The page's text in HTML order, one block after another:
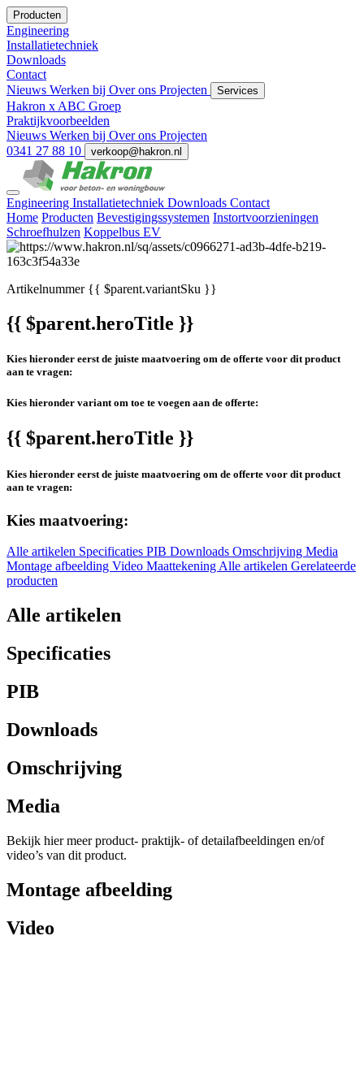
Producten
Engineering
Installatietechniek
Downloads
Contact
Nieuws Werken bij Over ons Projecten Services
Hakron x ABC Groep
Praktijkvoorbeelden
Nieuws Werken bij Over ons Projecten
0341 27 88 10
verkoop@hakron.nl
Engineering Installatietechniek Downloads Contact
Home Producten Bevestigingssystemen Instortvoorzieningen
Schroefhulzen Koppelbus EV
Artikelnummer{{ $parent.variantSku }}
{{ $parent.heroTitle }}
Kies hieronder eerst de juiste maatvoering om de offerte voor dit product
aan te vragen:
Kies hieronder variant om toe te voegen aan de offerte:
{{ $parent.heroTitle }}
Kies hieronder eerst de juiste maatvoering om de offerte voor dit product
aan te vragen:
Kies maatvoering:
Alle artikelen Specificaties PIB Downloads Omschrijving Media
Montage afbeelding Video MaattekeningAlle artikelen Gerelateerde
producten
Alle artikelen
Specificaties
PIB
Downloads
Omschrijving
Media
Bekijk hier meer product- praktijk- of detailafbeeldingen en/of
video’s van dit product.
Montage afbeelding
Video